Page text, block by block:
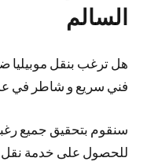
السالم
هل ترغب بنقل موبيليا
فني سريع و شاطر في
سنقوم بتحقيق جميع
للحصول على خدمة نقل